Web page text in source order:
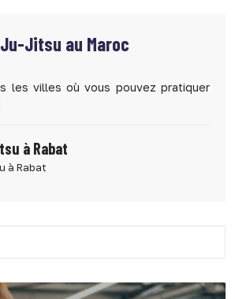
Ju-Jitsu au Maroc
les villes où vous pouvez pratiquer
à Rabat
à Rabat